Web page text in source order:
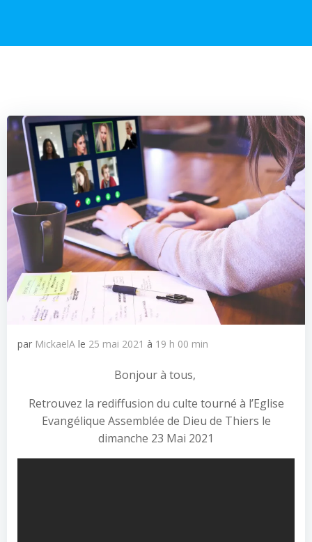
par MickaelA le 25 mai 2021 à 19 h 00 min
Bonjour à tous,
Retrouvez la rediffusion du culte tourné à l’Eglise
Evangélique Assemblée de Dieu de Thiers le
dimanche 23 Mai 2021